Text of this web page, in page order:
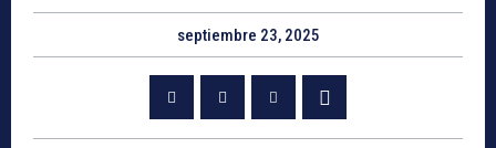
septiembre 23, 2025